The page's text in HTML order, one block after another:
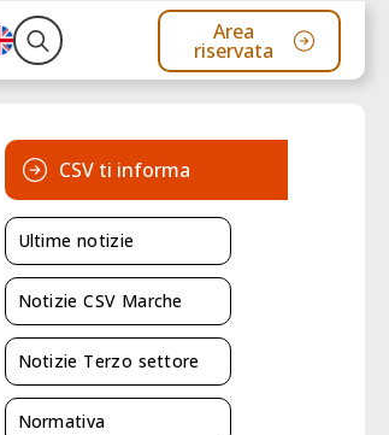
Search
Area
riservata
CSV ti informa
Ultime notizie
Notizie CSV Marche
Notizie Terzo settore
Normativa